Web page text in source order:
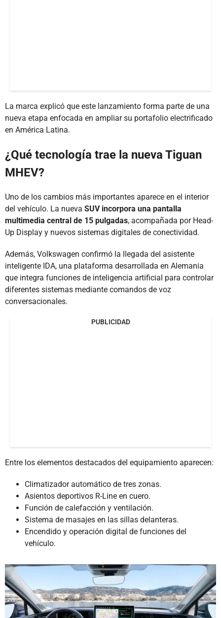
La marca explicó que este lanzamiento forma parte de una
nueva etapa enfocada en ampliar su portafolio electrificado
en América Latina.
¿Qué tecnología trae la nueva Tiguan
MHEV?
Uno de los cambios más importantes aparece en el interior
del vehículo. La nueva SUV incorpora una pantalla
multimedia central de 15 pulgadas, acompañada por Head-
Up Display y nuevos sistemas digitales de conectividad.
Además, Volkswagen confirmó la llegada del asistente
inteligente IDA, una plataforma desarrollada en Alemania
que integra funciones de inteligencia artificial para controlar
diferentes sistemas mediante comandos de voz
conversacionales.
PUBLICIDAD
Entre los elementos destacados del equipamiento aparecen:
Climatizador automático de tres zonas.
Asientos deportivos R-Line en cuero.
Función de calefacción y ventilación.
Sistema de masajes en las sillas delanteras.
Encendido y operación digital de funciones del
vehículo.